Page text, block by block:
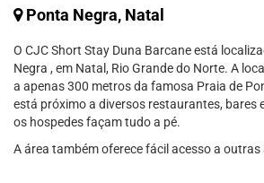
Ponta Negra, Natal
O CJC Short Stay Duna Barcane está
Negra , em Natal, Rio Grande do Norte. A
a apenas 300 metros da famosa Praia de
está próximo a diversos restaurantes, bares
os hospedes façam tudo a pé.
A área também oferece fácil acesso a